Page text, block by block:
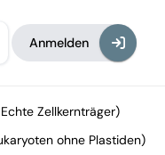
Anmelden
Zellkernträger)
ohne Plastiden)